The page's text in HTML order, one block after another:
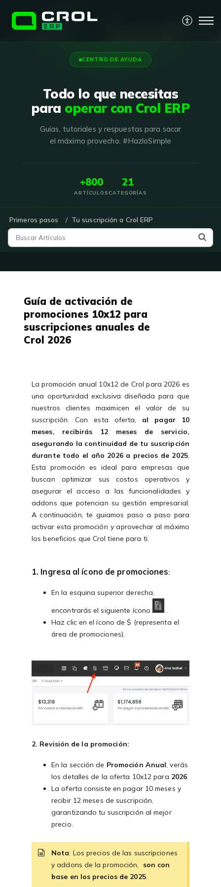
CENTRO DE AYUDA
Todo lo que necesitas
para operar con Crol ERP
Guías, tutoriales y respuestas para sacar
el máximo provecho. #HazloSimple
+800
ARTÍCULOS
21
CATEGORÍAS
Primeros pasos Tu suscripción a Crol ERP
Guía de activación de
promociones 10x12 para
suscripciones anuales de
Crol 2026
La promoción anual 10x12 de Crol para 2026 es
una oportunidad exclusiva diseñada para que
nuestros clientes maximicen el valor de su
suscripción. Con esta oferta, al pagar 10
meses, recibirás 12 meses de servicio,
asegurando la continuidad de tu suscripción
durante todo el año 2026 a precios de 2025.
Esta promoción es ideal para empresas que
buscan optimizar sus costos operativos y
asegurar el acceso a las funcionalidades y
addons que potencian su gestión empresarial.
A continuación, te guiamos paso a paso para
activar esta promoción y aprovechar al máximo
los beneficios que Crol tiene para ti.
1. Ingresa al ícono de promociones:
En la esquina superior derecha,
encontrarás el siguiente ícono
.
Haz clic en el ícono de$ (representa el
área de promociones).
2. Revisión de la promoción:
En la sección de Promoción Anual, verás
los detalles de la oferta 10x12 para 2026.
La oferta consiste en pagar 10 meses y
recibir 12 meses de suscripción,
garantizando tu suscripción al mejor
precio.
Nota: Los precios de las suscripciones
y addons de la promoción, son con
base en los precios de 2025.